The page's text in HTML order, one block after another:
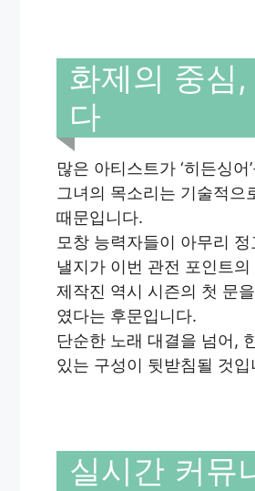
화제의 중심
다
많은 아티스트가 ‘히든싱
그녀의 목소리는 기술적으
때문입니다.
모창 능력자들이 아무리 정
낼지가 이번 관전 포인트
제작진 역시 시즌의 첫 문
였다는 후문입니다.
단순한 노래 대결을 넘어,
있는 구성이 뒷받침될 것입
실시간 커뮤